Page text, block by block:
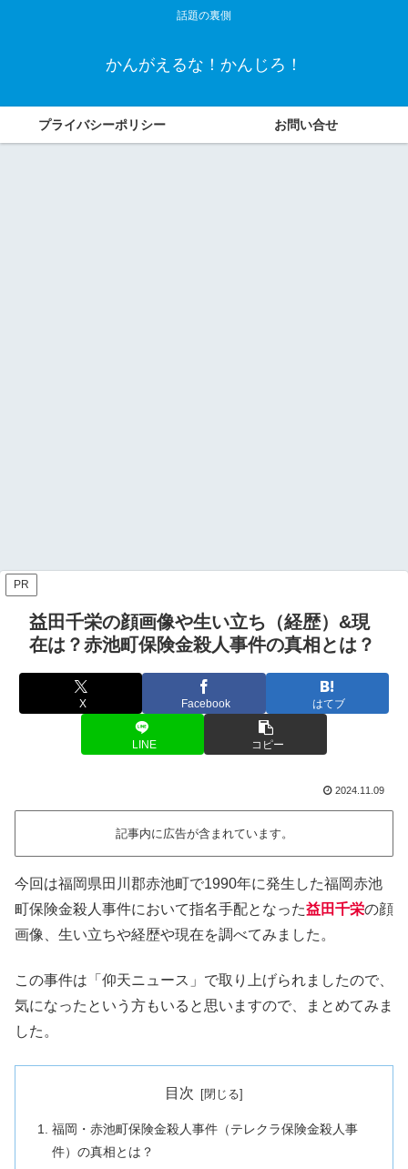
話題の裏側
かんがえるな！かんじろ！
プライバシーポリシー お問い合せ
PR
益田千栄の顔画像や生い立ち（経歴）&現
在は？赤池町保険金殺人事件の真相とは？
X Facebook はてブ
LINE コピー
2024.11.09
記事内に広告が含まれています。
今回は福岡県田川郡赤池町で1990年に発生した福岡赤池
町保険金殺人事件において指名手配となった益田千栄の顔
画像、生い立ちや経歴や現在を調べてみました。
この事件は「仰天ニュース」で取り上げられましたので、
気になったという方もいると思いますので、まとめてみま
した。
目次
福岡・赤池町保険金殺人事件（テレクラ保険金殺人事
件）の真相とは？